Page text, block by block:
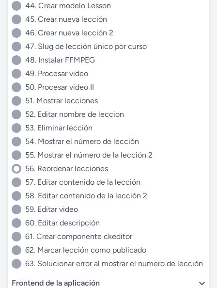
44. Crear modelo Lesson
45. Crear nueva lección
46. Crear nueva lección 2
47. Slug de lección único por curso
48. Instalar FFMPEG
49. Procesar video
50. Procesar video II
51. Mostrar lecciones
52. Editar nombre de leccion
53. Eliminar lección
54. Mostrar el número de lección
55. Mostrar el número de la lección 2
56. Reordenar lecciones
57. Editar contenido de la lección
58. Editar contenido de la lección 2
59. Editar video
60. Editar descripción
61. Crear componente ckeditor
62. Marcar lección como publicado
63. Solucionar error al mostrar el numero de lección
Frontend de la aplicación